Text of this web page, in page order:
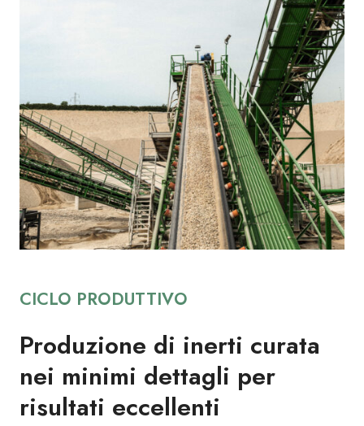
CICLO PRODUTTIVO
Produzione di inerti curata
nei minimi dettagli per
risultati eccellenti